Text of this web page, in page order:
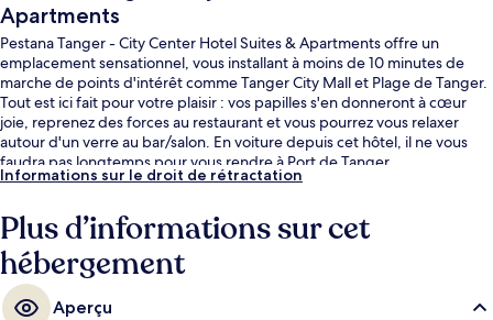
Apartments
Pestana Tanger - City Center Hotel Suites & Apartments offre un
emplacement sensationnel, vous installant à moins de 10 minutes de
marche de points d'intérêt comme Tanger City Mall et Plage de Tanger.
Tout est ici fait pour votre plaisir : vos papilles s'en donneront à cœur
joie, reprenez des forces au restaurant et vous pourrez vous relaxer
autour d'un verre au bar/salon. En voiture depuis cet hôtel, il ne vous
faudra pas longtemps pour vous rendre à Port de Tanger.
Informations sur le droit de rétractation
Plus d’informations sur cet
hébergement
Aperçu